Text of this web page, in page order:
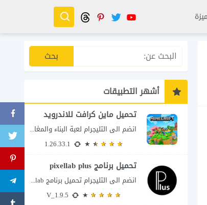
أشهر التطبيقات
تحميل ماين كرافت للاندرويد
انضم الى التليجرام لعبة البناء والمغامرة التي لا تنتهي Minecraft إذا كنت تبحث عن...
تحميل برنامج pixellab plus
انضم الى التليجرام تحميل برنامج pixellab مهكر للاندرويد يعتبر تطبيق بيكسلاب من اشهر تطبيقات...